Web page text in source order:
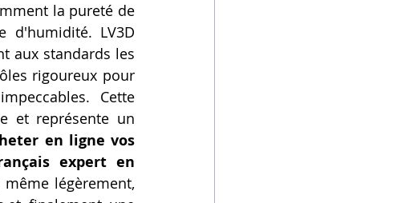
la pureté de
d'humidité. LV3D
aux standards les
rigoureux pour
Cette
et représente un
en ligne vos
expert en
légèrement,